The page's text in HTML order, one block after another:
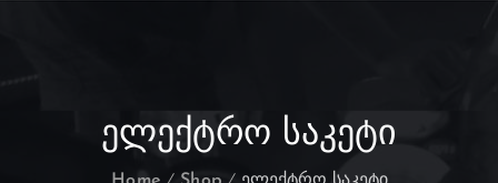
ᲔᲚᲔᲥᲢᲠᲝ ᲡᲐᲙᲔᲢᲘ